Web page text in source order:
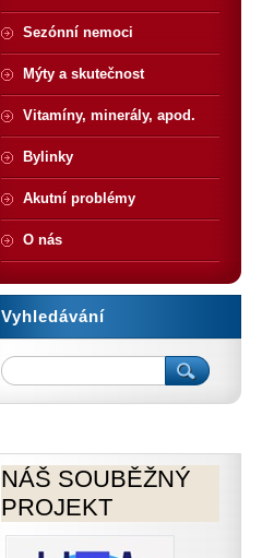
Sezónní nemoci
Mýty a skutečnost
Vitamíny, minerály, apod.
Bylinky
Akutní problémy
O nás
Vyhledávání
NÁŠ SOUBĚŽNÝ
PROJEKT